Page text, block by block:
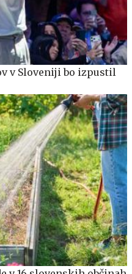
v Sloveniji bo izpustil